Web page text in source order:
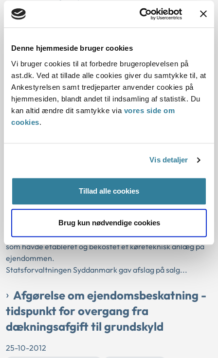
Denne hjemmeside bruger cookies
Vi bruger cookies til at forbedre brugeroplevelsen på
ast.dk. Ved at tillade alle cookies giver du samtykke til, at
Ankestyrelsen samt tredjeparter anvender cookies på
hjemmesiden, blandt andet til indsamling af statistik. Du
kan altid ændre dit samtykke via vores side om
cookies.
Vis detaljer
Tillad alle cookies
Brug kun nødvendige cookies
Kommune ulovligt havde delegeret
myndighedskompetence.
Middelfart Kommune havde oplyst til statsforvaltningen, at
blevet genoptaget af egen drift til ny behandling.
Statsforvaltningen vurderede, at Middelfart Kommune
havde bragt sin...
Afslag på salg af fast ejendom uden
offentligt udbud - ikke hindringer for
Haderslev Kommune bad om samtykke til salg af fast
Kørelærerforening.
Haderslev Kommune havde siden 1. april 1979 udlejet
ejendommen til Haderslev og Omegns Kørelærerforening,
som havde etableret og bekostet et køreteknisk anlæg på
ejendommen.
Statsforvaltningen Syddanmark gav afslag på salg...
Afgørelse om ejendomsbeskatning -
tidspunkt for overgang fra
dækningsafgift til grundskyld
25-10-2012